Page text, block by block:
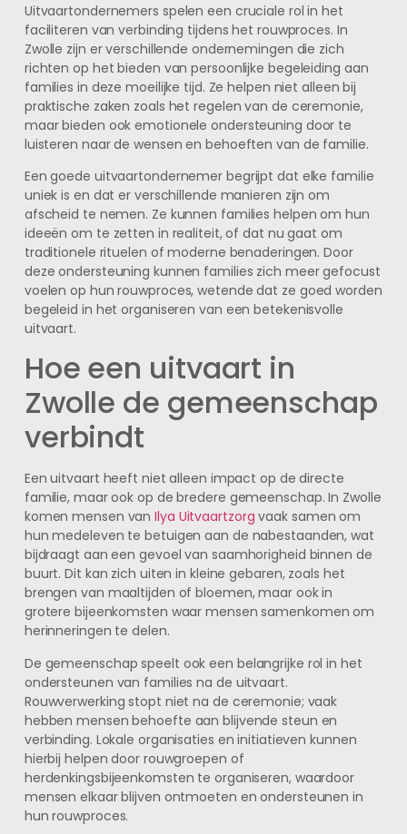
Uitvaartondernemers spelen een cruciale rol in het
faciliteren van verbinding tijdens het rouwproces. In
Zwolle zijn er verschillende ondernemingen die zich
richten op het bieden van persoonlijke begeleiding aan
families in deze moeilijke tijd. Ze helpen niet alleen bij
praktische zaken zoals het regelen van de ceremonie,
maar bieden ook emotionele ondersteuning door te
luisteren naar de wensen en behoeften van de familie.
Een goede uitvaartondernemer begrijpt dat elke familie
uniek is en dat er verschillende manieren zijn om
afscheid te nemen. Ze kunnen families helpen om hun
ideeën om te zetten in realiteit, of dat nu gaat om
traditionele rituelen of moderne benaderingen. Door
deze ondersteuning kunnen families zich meer gefocust
voelen op hun rouwproces, wetende dat ze goed worden
begeleid in het organiseren van een betekenisvolle
uitvaart.
Hoe een uitvaart in
Zwolle de gemeenschap
verbindt
Een uitvaart heeft niet alleen impact op de directe
familie, maar ook op de bredere gemeenschap. In Zwolle
komen mensen vanIlya Uitvaartzorg vaak samen om
hun medeleven te betuigen aan de nabestaanden, wat
bijdraagt aan een gevoel van saamhorigheid binnen de
buurt. Dit kan zich uiten in kleine gebaren, zoals het
brengen van maaltijden of bloemen, maar ook in
grotere bijeenkomsten waar mensen samenkomen om
herinneringen te delen.
De gemeenschap speelt ook een belangrijke rol in het
ondersteunen van families na de uitvaart.
Rouwverwerking stopt niet na de ceremonie; vaak
hebben mensen behoefte aan blijvende steun en
verbinding. Lokale organisaties en initiatieven kunnen
hierbij helpen door rouwgroepen of
herdenkingsbijeenkomsten te organiseren, waardoor
mensen elkaar blijven ontmoeten en ondersteunen in
hun rouwproces.